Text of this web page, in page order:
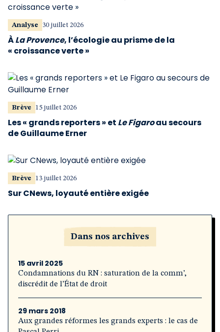
Analyse 30 juillet 2026
ÀLa Provence, l’écologie au prisme de la
« croissance verte »
Brève 15 juillet 2026
Les « grands reporters » et Le Figaroau secours
de Guillaume Erner
Brève 13 juillet 2026
Sur CNews, loyauté entière exigée
Dans nos archives
15 avril 2025
Condamnations du RN : saturation de la comm’,
discrédit de l’État de droit
29 mars 2018
Aux grandes réformes les grands experts : le cas de